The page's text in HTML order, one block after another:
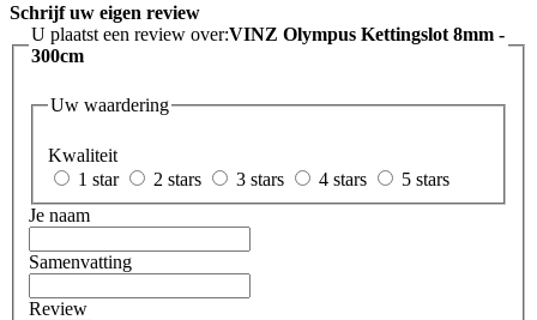
Schrijf uw eigen review
U plaatst een review over:VINZ Olympus Kettingslot 8mm -
300cm
Uw waardering
Kwaliteit
1 star
2 stars 3 stars 4 stars
5 stars
Je naam
Samenvatting
Review